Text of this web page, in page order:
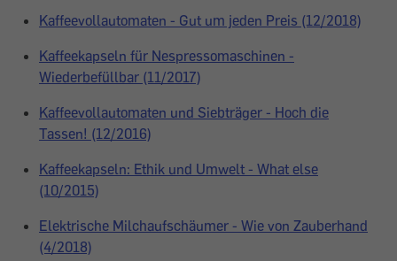
Kaffeevollautomaten - Gut um jeden Preis (12/2018)
Kaffeekapseln für Nespressomaschinen -
Wiederbefüllbar (11/2017)
Kaffeevollautomaten und Siebträger - Hoch die
Tassen! (12/2016)
Kaffeekapseln: Ethik und Umwelt - What else
(10/2015)
Elektrische Milchaufschäumer - Wie von Zauberhand
(4/2018)